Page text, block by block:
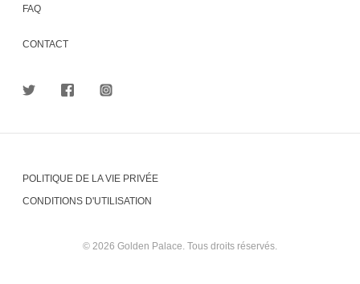
FAQ
CONTACT
POLITIQUE DE LA VIE PRIVÉE
CONDITIONS D'UTILISATION
© 2026 Golden Palace. Tous droits réservés.